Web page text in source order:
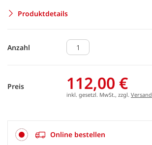
Produktdetails
Anzahl
Preis 112,00 €
inkl. gesetzl. MwSt., zzgl.
Online bestellen